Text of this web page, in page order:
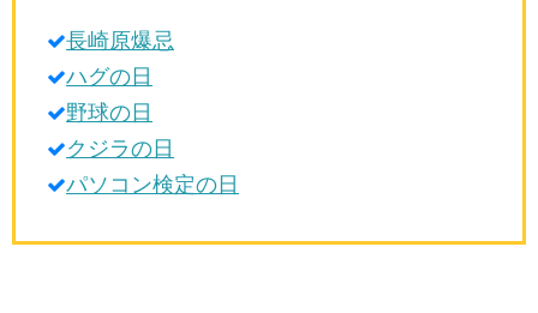
長崎原爆忌
ハグの日
野球の日
クジラの日
パソコン検定の日
サイト情報